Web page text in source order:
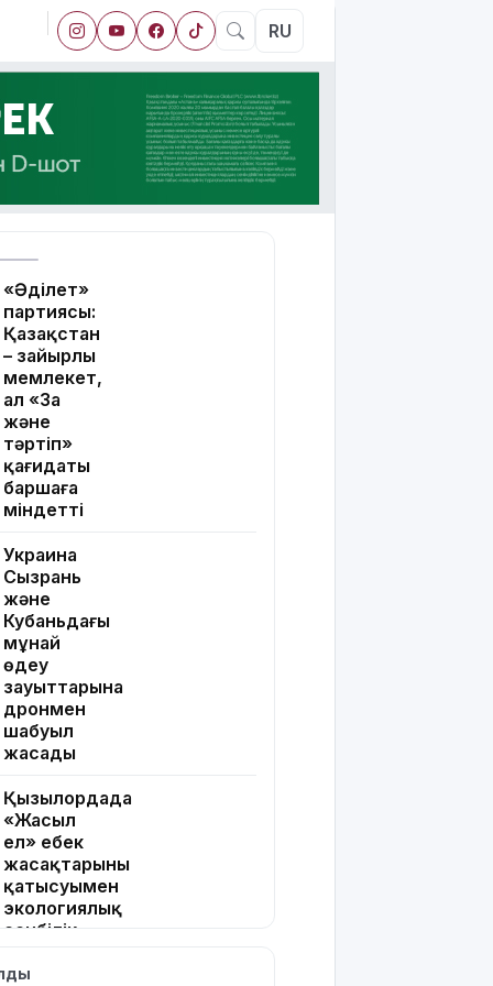
RU
«Әділет»
партиясы:
Қазақстан
– зайырлы
мемлекет,
ал «Заң
және
тәртіп»
қағидаты
баршаға
міндетті
Украина
Сызрань
және
Кубаньдағы
мұнай
өңдеу
зауыттарына
дронмен
шабуыл
жасады
Қызылордада
«Жасыл
ел» еңбек
жасақтарының
қатысуымен
экологиялық
сенбілік